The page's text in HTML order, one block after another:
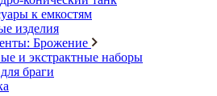
к емкостям
изделия
Брожение
и экстрактные наборы
браги